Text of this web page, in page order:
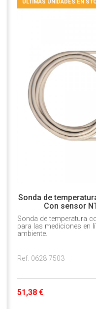
ÚLTIMAS UNIDADES EN
Sonda de
Con sensor
Sonda de temperatura
para las mediciones en
ambiente.
Ref. 0628 7503
51,38 €